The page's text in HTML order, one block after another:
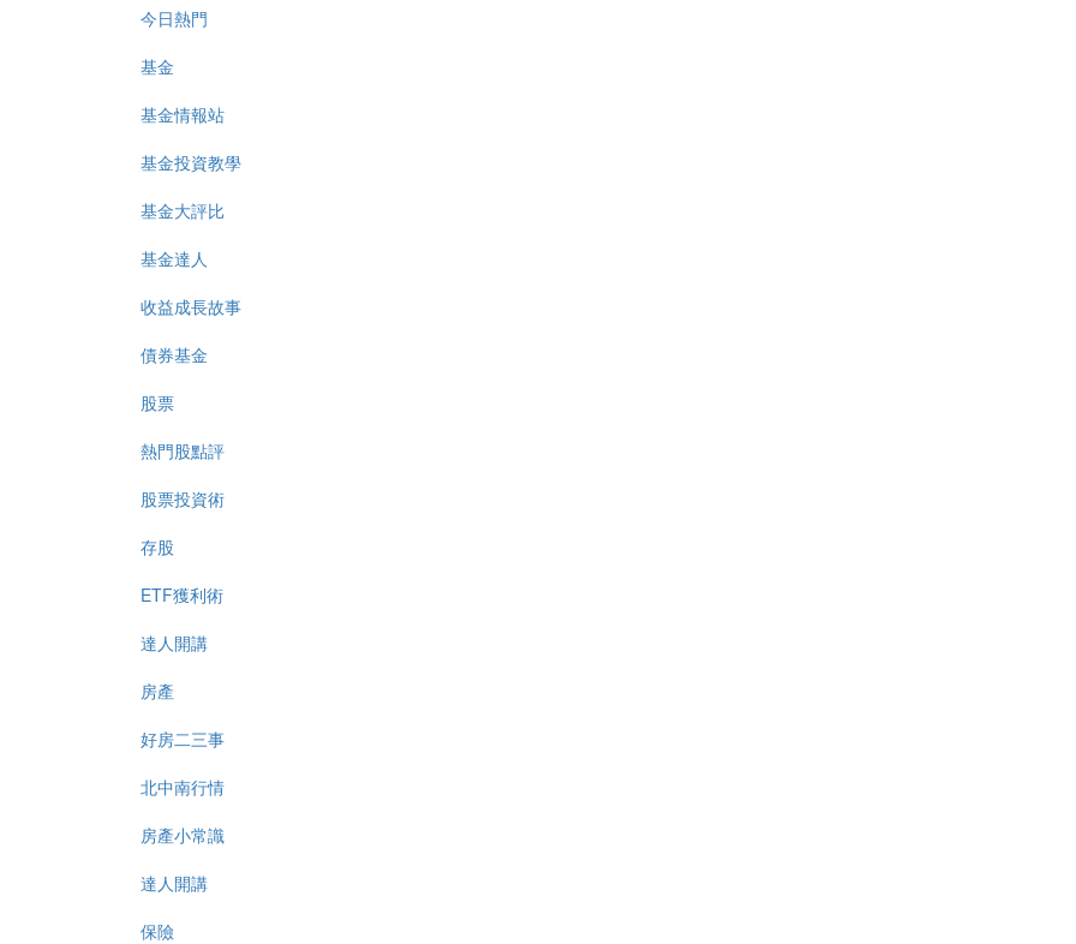
今日熱門
基金
基金情報站
基金投資教學
基金大評比
基金達人
收益成長故事
債券基金
股票
熱門股點評
股票投資術
存股
ETF獲利術
達人開講
房產
好房二三事
北中南行情
房產小常識
達人開講
保險